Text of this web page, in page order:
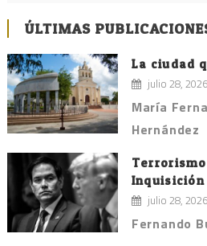
ÚLTIMAS
La ciudad
julio 28, 2026
María
Hernández
Inquisición
julio 28, 2026
Fernando